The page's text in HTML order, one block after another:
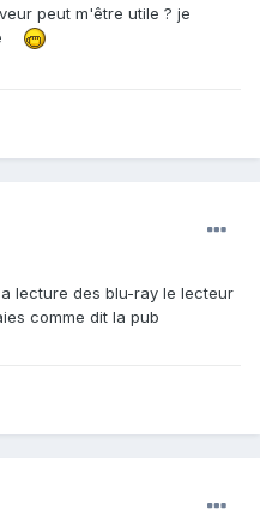
peut m'être utile ? je
lecture des blu-ray le lecteur
comme dit la pub